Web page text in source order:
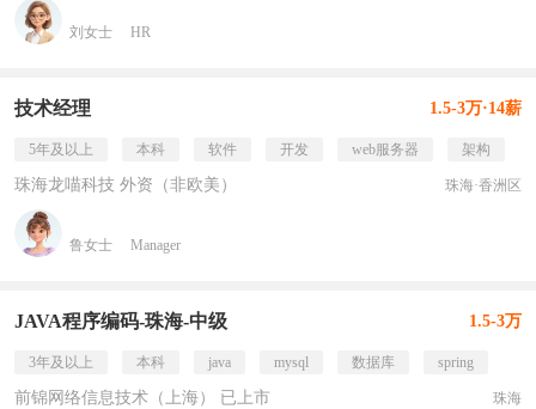
刘女士 HR
技术经理 1.5-3万·14薪
5年及以上 本科 软件 开发 web服务器 架构
珠海龙喵科技 外资（非欧美） 珠海·香洲区
鲁女士 Manager
JAVA程序编码-珠海-中级 1.5-3万
3年及以上 本科 java mysql 数据库 spring
前锦网络信息技术（上海） 已上市 珠海